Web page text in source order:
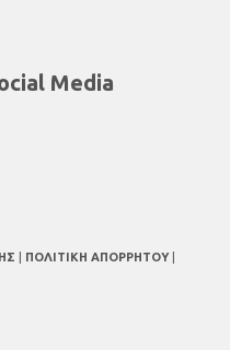
Media
ΠΟΛΙΤΙΚΗ ΑΠΟΡΡΗΤΟΥ|